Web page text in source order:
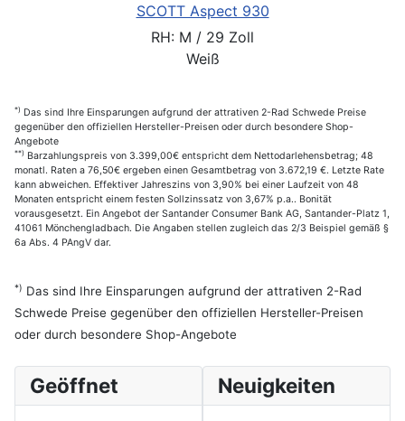
SCOTT Aspect 930
RH: M / 29 Zoll
Weiß
*) Das sind Ihre Einsparungen aufgrund der attrativen 2-Rad Schwede Preise
gegenüber den offiziellen Hersteller-Preisen oder durch besondere Shop-
Angebote
**) Barzahlungspreis von 3.399,00€ entspricht dem Nettodarlehensbetrag; 48
monatl. Raten a 76,50€ ergeben einen Gesamtbetrag von 3.672,19 €. Letzte Rate
kann abweichen. Effektiver Jahreszins von 3,90% bei einer Laufzeit von 48
Monaten entspricht einem festen Sollzinssatz von 3,67% p.a.. Bonität
vorausgesetzt. Ein Angebot der Santander Consumer Bank AG, Santander-Platz 1,
41061 Mönchengladbach. Die Angaben stellen zugleich das 2/3 Beispiel gemäß §
6a Abs. 4 PAngV dar.
*) Das sind Ihre Einsparungen aufgrund der attrativen 2-Rad
Schwede Preise gegenüber den offiziellen Hersteller-Preisen
oder durch besondere Shop-Angebote
Geöffnet Neuigkeiten